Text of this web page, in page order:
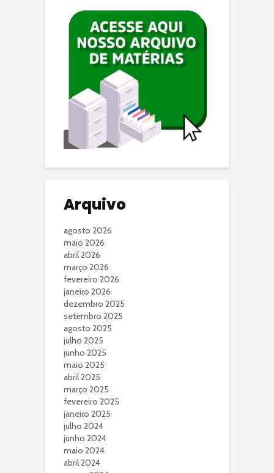
Arquivo
agosto 2026
maio 2026
abril 2026
março 2026
fevereiro 2026
janeiro 2026
dezembro 2025
setembro 2025
agosto 2025
julho 2025
junho 2025
maio 2025
abril 2025
março 2025
fevereiro 2025
janeiro 2025
julho 2024
junho 2024
maio 2024
abril 2024